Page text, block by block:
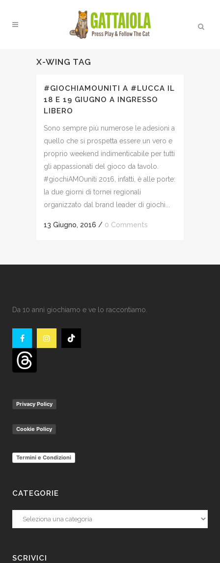
X-WING TAG
#GIOCHIAMOUNITI A #LUCCA IL
18 E 19 GIUGNO A INGRESSO
LIBERO
Sono sempre più numerose le adesioni a
quello che si prospetta essere un vero e
proprio weekend indimenticabile per tutti
gli appassionati del gioco da tavolo.
#giochiAMOuniti 2016, infatti, è alle porte:
la due giorni di tornei regionali
organizzato dal brand leader di giochi...
13 Giugno, 2016 / 0 Comments
Da 10 anni giochiamo e ve lo raccontiamo.
Privacy Policy
Cookie Policy
Termini e Condizioni
CATEGORIE
Categorie
SCRIVICI